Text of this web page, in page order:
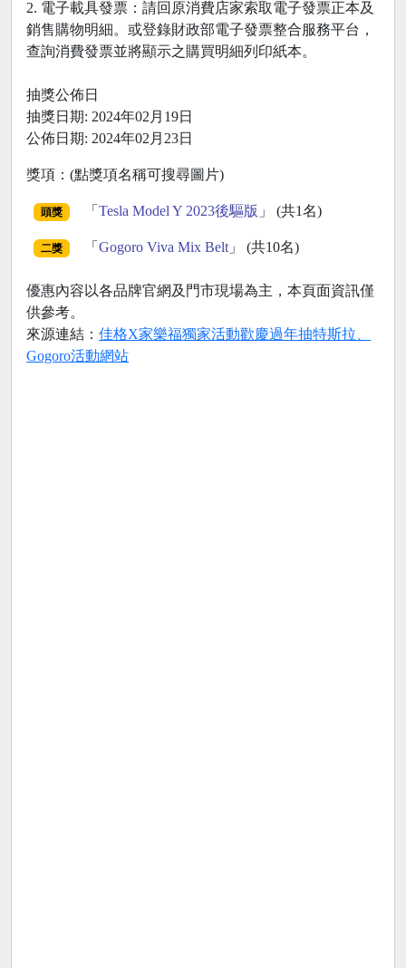
2. 電子載具發票：請回原消費店家索取電子發票正本及
銷售購物明細。或登錄財政部電子發票整合服務平台，
查詢消費發票並將顯示之購買明細列印紙本。
抽獎公佈日
抽獎日期: 2024年02月19日
公佈日期: 2024年02月23日
獎項：(點獎項名稱可搜尋圖片)
頭獎 「 Tesla Model Y 2023後驅版 」 (共1名)
二獎 「 Gogoro Viva Mix Belt」 (共10名)
優惠內容以各品牌官網及門市現場為主，本頁面資訊僅
供參考。
來源連結： 佳格X家樂福獨家活動歡慶過年抽特斯拉、
Gogoro活動網站